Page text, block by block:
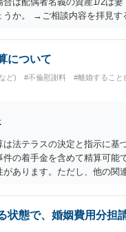
うか。 →ご相談内容を拝見す
他の相続人に対して自宅の
なります。
について
ど) #不倫慰謝料 #離婚すること
法テラスの決定と指示に基
の着手金を含めて精算可能
があります。ただし、他の関
すので、法テラスへお尋ね
状態で、婚姻費用分担